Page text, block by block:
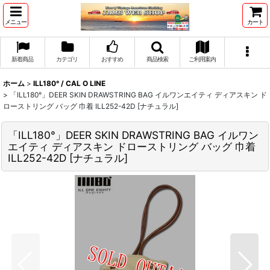
メニュー カート
新着商品 カテゴリ おすすめ 商品検索 ご利用案内
ホーム > ILL180° / CAL O LINE
>
「ILL180°」DEER SKIN DRAWSTRING BAG イルワンエイティ ディアスキン ド
ローストリング バッグ 巾着 ILL252-42D [ナチュラル]
「ILL180°」DEER SKIN DRAWSTRING BAG イルワン
エイティ ディアスキン ドローストリング バッグ 巾着
ILL252-42D [ナチュラル]